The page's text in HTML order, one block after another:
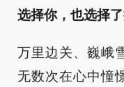
选择你，也选择
万里边关、巍峨
无数次在心中憧